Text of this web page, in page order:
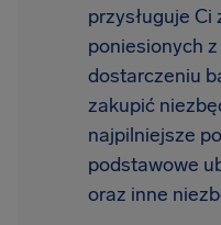
przysługuje
poniesionych
dostarczeniu
zakupić
najpilniejsze
podstawowe
oraz inne